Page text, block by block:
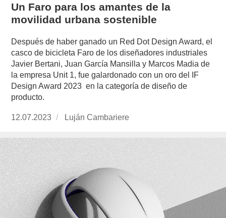
Un Faro para los amantes de la
movilidad urbana sostenible
Después de haber ganado un Red Dot Design Award, el
casco de bicicleta Faro de los diseñadores industriales
Javier Bertani, Juan García Mansilla y Marcos Madia de
la empresa Unit 1, fue galardonado con un oro del IF
Design Award 2023 en la categoría de diseño de
producto.
Publicado
12.07.2023
https://www.experimenta.es/author/lujan-
Luján Cambariere